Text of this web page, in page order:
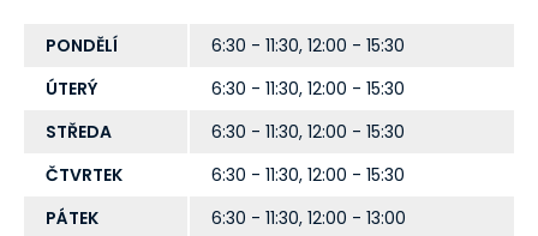
PONDĚLÍ
6:30 - 11:30, 12:00 - 15:30
ÚTERÝ
6:30 - 11:30, 12:00 - 15:30
STŘEDA
6:30 - 11:30, 12:00 - 15:30
ČTVRTEK
6:30 - 11:30, 12:00 - 15:30
PÁTEK
6:30 - 11:30, 12:00 - 13:00